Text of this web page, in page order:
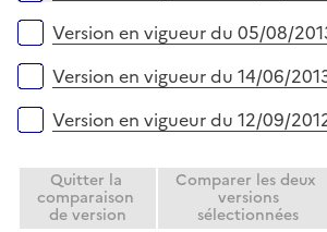
e
r
Version en vigueur du 05/08/
Version en vigueur du 14/06/
Version en vigueur du 12/09/
Quitter la
comparaison
de version
Comparer les deux
versions
sélectionnées